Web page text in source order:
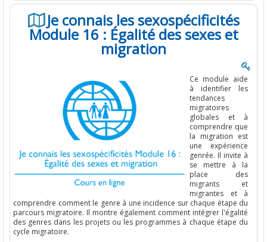
Je connais les sexospécificités
Module 16 : Égalité des sexes et
migration
Ce module aide
à identifier les
tendances
migratoires
globales et à
comprendre que
la migration est
une expérience
genrée. Il invite à
se mettre à la
place des
migrants et
migrantes et à
comprendre comment le genre à une incidence sur chaque étape du
parcours migratoire. Il montre également comment intégrer l'égalité
des genres dans les projets ou les programmes à chaque étape du
cycle migratoire.